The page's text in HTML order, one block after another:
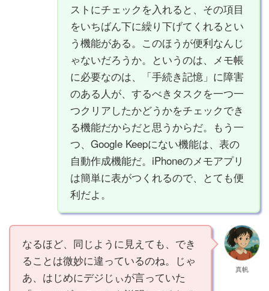
ストにチェックを入れると、その項目
をいちばん下に繰り下げてくれるとい
う機能がある。このほうが便利なんじ
ゃないだろうか。というのは、メモ帳
に必要なのは、「手続き記憶」に障害
のある人が、するべきタスクを一つ一
つクリアしたかどうかをチェックでき
る機能だからだと思うからだ。もう一
つ、Google Keepにない機能は、表の
自動作成機能だ。iPhoneのメモアプリ
は簡単に表がつくれるので、とても便
利だよ。
なるほど、同じように見えても、でき
ることは微妙に違っているのね。じゃ
あ、はじめにデジじぃが言っていた
真帆